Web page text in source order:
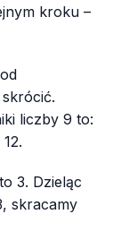
kroku –
liczby 9 to:
3. Dzieląc
skracamy